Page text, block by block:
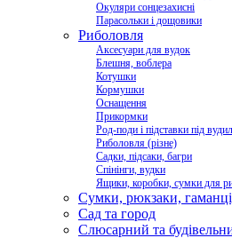
Окуляри сонцезахисні
Парасольки і дощовики
Риболовля
Аксесуари для вудок
Блешня, воблера
Котушки
Кормушки
Оснащення
Прикормки
Род-поди і підставки під
Риболовля (різне)
Садки, підсаки, багри
Спінінги, вудки
Ящики, коробки, сумки для
Сумки, рюкзаки,
Сад та город
Слюсарний та